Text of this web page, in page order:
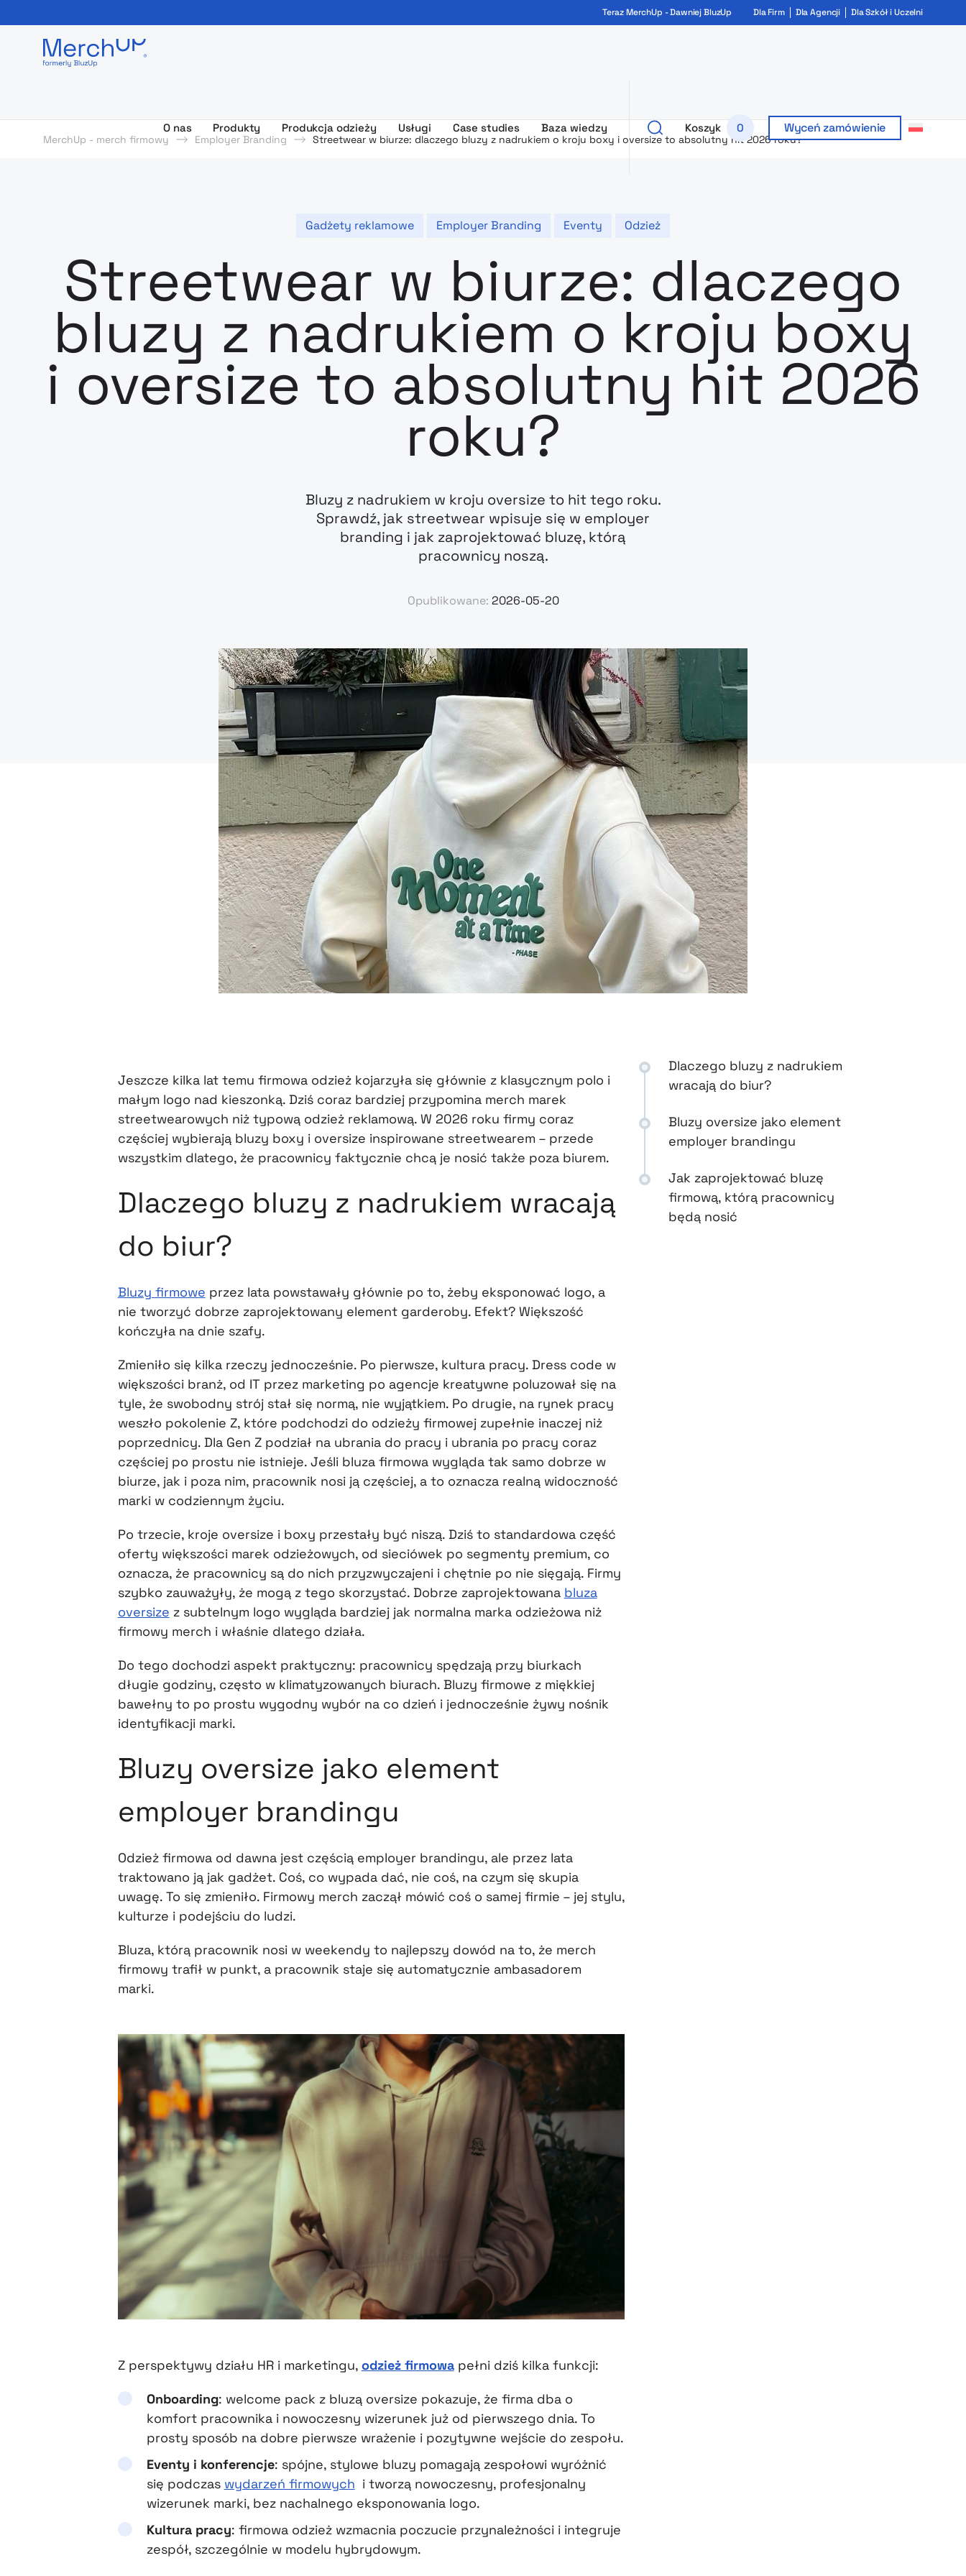
Teraz MerchUp - Dawniej BluzUp Dla Firm Dla Agencji Dla Szkół i Uczelni
Odzież reklamowa z nadrukiem i gadżety firmowe z logo - MerchUp
O nas Produkty Produkcja odzieży Usługi Case studies Baza wiedzy Koszyk 0 Wyceń zamówienie
MerchUp - merch firmowy Employer Branding Streetwear w biurze: dlaczego bluzy z nadrukiem o kroju boxy i oversize to absolutny hit 2026 roku?
Gadżety reklamowe Employer Branding Eventy Odzież
Streetwear w biurze: dlaczego
bluzy z nadrukiem o kroju boxy
i oversize to absolutny hit 2026
roku?
Bluzy z nadrukiem w kroju oversize to hit tego roku.
Sprawdź, jak streetwear wpisuje się w employer
branding i jak zaprojektować bluzę, którą
pracownicy noszą.
Opublikowane: 2026-05-20
Dlaczego bluzy z nadrukiem
wracają do biur?
Bluzy oversize jako element
employer brandingu
Jak zaprojektować bluzę
firmową, którą pracownicy
będą nosić
Jeszcze kilka lat temu firmowa odzież kojarzyła się głównie z klasycznym polo i
małym logo nad kieszonką. Dziś coraz bardziej przypomina merch marek
streetwearowych niż typową odzież reklamową. W 2026 roku firmy coraz
częściej wybierają bluzy boxy i oversize inspirowane streetwearem – przede
wszystkim dlatego, że pracownicy faktycznie chcą je nosić także poza biurem.
Dlaczego bluzy z nadrukiem wracają
do biur?
Bluzy firmowe przez lata powstawały głównie po to, żeby eksponować logo, a
nie tworzyć dobrze zaprojektowany element garderoby. Efekt? Większość
kończyła na dnie szafy.
Zmieniło się kilka rzeczy jednocześnie. Po pierwsze, kultura pracy. Dress code w
większości branż, od IT przez marketing po agencje kreatywne poluzował się na
tyle, że swobodny strój stał się normą, nie wyjątkiem. Po drugie, na rynek pracy
weszło pokolenie Z, które podchodzi do odzieży firmowej zupełnie inaczej niż
poprzednicy. Dla Gen Z podział na ubrania do pracy i ubrania po pracy coraz
częściej po prostu nie istnieje. Jeśli bluza firmowa wygląda tak samo dobrze w
biurze, jak i poza nim, pracownik nosi ją częściej, a to oznacza realną widoczność
marki w codziennym życiu.
Po trzecie, kroje oversize i boxy przestały być niszą. Dziś to standardowa część
oferty większości marek odzieżowych, od sieciówek po segmenty premium, co
oznacza, że pracownicy są do nich przyzwyczajeni i chętnie po nie sięgają. Firmy
szybko zauważyły, że mogą z tego skorzystać. Dobrze zaprojektowana bluza
oversize z subtelnym logo wygląda bardziej jak normalna marka odzieżowa niż
firmowy merch i właśnie dlatego działa.
Do tego dochodzi aspekt praktyczny: pracownicy spędzają przy biurkach
długie godziny, często w klimatyzowanych biurach. Bluzy firmowe z miękkiej
bawełny to po prostu wygodny wybór na co dzień i jednocześnie żywy nośnik
identyfikacji marki.
Bluzy oversize jako element
employer brandingu
Odzież firmowa od dawna jest częścią employer brandingu, ale przez lata
traktowano ją jak gadżet. Coś, co wypada dać, nie coś, na czym się skupia
uwagę. To się zmieniło. Firmowy merch zaczął mówić coś o samej firmie – jej stylu,
kulturze i podejściu do ludzi.
Bluza, którą pracownik nosi w weekendy to najlepszy dowód na to, że merch
firmowy trafił w punkt, a pracownik staje się automatycznie ambasadorem
marki.
Z perspektywy działu HR i marketingu, odzież firmowapełni dziś kilka funkcji:
Onboarding: welcome pack z bluzą oversize pokazuje, że firma dba o
komfort pracownika i nowoczesny wizerunek już od pierwszego dnia. To
prosty sposób na dobre pierwsze wrażenie i pozytywne wejście do zespołu.
Eventy i konferencje: spójne, stylowe bluzy pomagają zespołowi wyróżnić
się podczas wydarzeń firmowych i tworzą nowoczesny, profesjonalny
wizerunek marki, bez nachalnego eksponowania logo.
Kultura pracy: firmowa odzież wzmacnia poczucie przynależności i integruje
zespół, szczególnie w modelu hybrydowym.